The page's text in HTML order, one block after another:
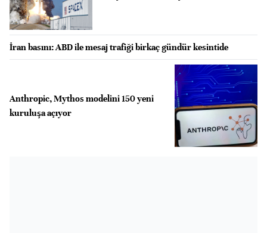
İran basını: ABD ile mesaj trafiği birkaç gündür kesintide
Anthropic, Mythos modelini 150 yeni
kuruluşa açıyor